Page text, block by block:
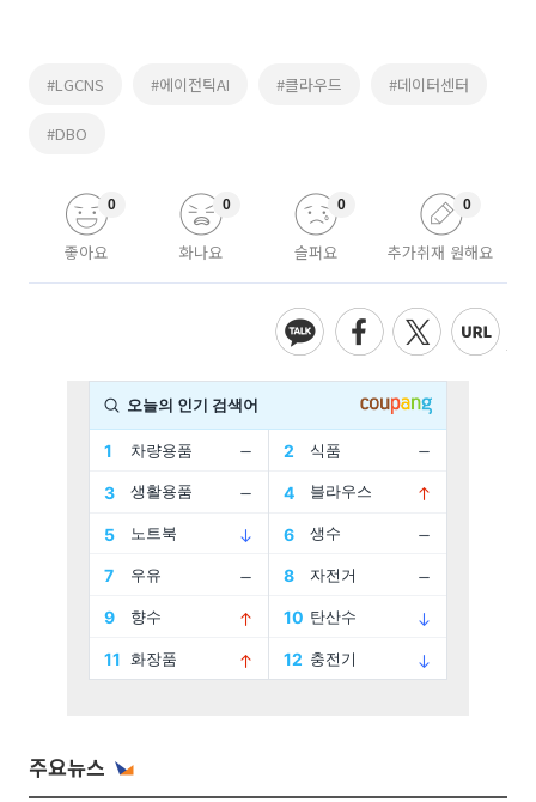
#LGCNS #에이전틱AI #클라우드 #데이터센터
#DBO
좋아요
0
화나요
0
슬퍼요
0
추가취재 원해요
0
주요뉴스